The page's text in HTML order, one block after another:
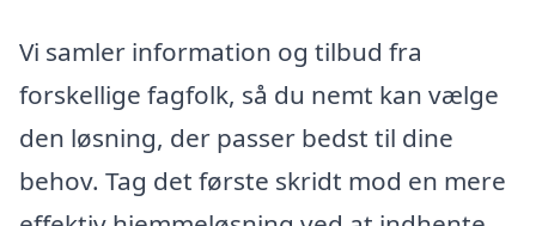
Vi samler information og tilbud fra
forskellige fagfolk, så du nemt kan vælge
den løsning, der passer bedst til dine
behov. Tag det første skridt mod en mere